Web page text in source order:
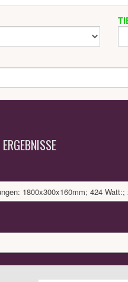
ERGEBNISSE
1800x300x160mm; 424 Watt:;